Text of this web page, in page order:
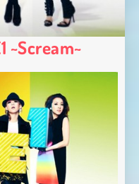
~Scream~